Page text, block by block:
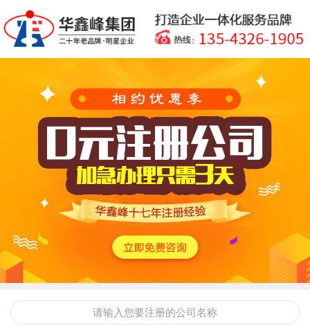
请输入您要注册的公司名称